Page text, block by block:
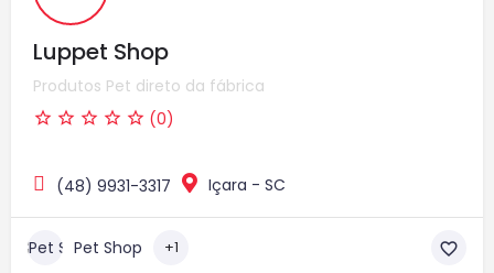
Luppet Shop
Produtos Pet direto da fábrica
(0)
(48) 9931-3317 Içara - SC
Pet Shop +1